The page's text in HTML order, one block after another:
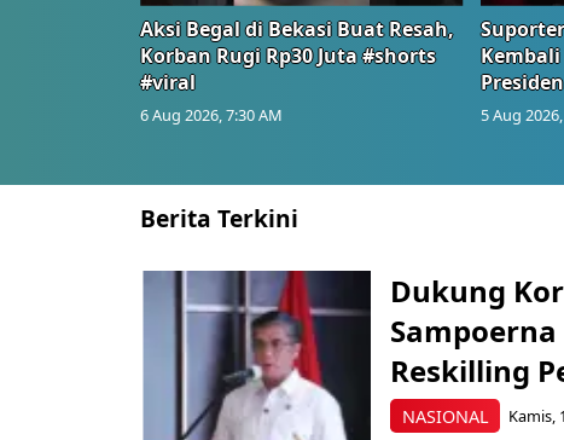
Aksi Begal di Bekasi Buat Resah,
Korban Rugi Rp30 Juta #shorts
#viral
6 Aug 2026, 7:30 AM
Kembali
5 Aug
Berita Terkini
NASIONAL
Dukung
Reskilling
Kamis,